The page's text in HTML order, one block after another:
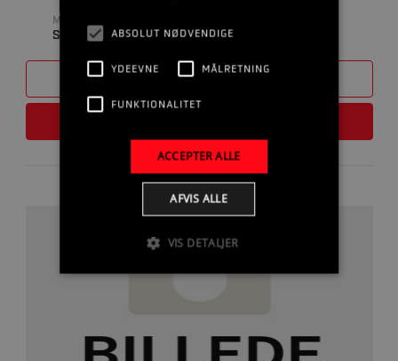
MATERIALE
STÅL
SAMMENLIGN
ABSOLUT NØDVENDIGE
YDEEVNE MÅLRETNING
FUNKTIONALITET
ACCEPTER ALLE
AFVIS ALLE
VIS DETALJER